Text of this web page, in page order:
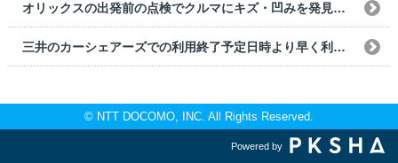
オリックスの出発前の点検でクルマにキズ・凹みを発見した。どうすればいいですか？
三井のカーシェアーズでの利用終了予定日時より早く利用終了した場合の利用料金はどうなりますか？
© NTT DOCOMO, INC. All Rights Reserved.
Powered by